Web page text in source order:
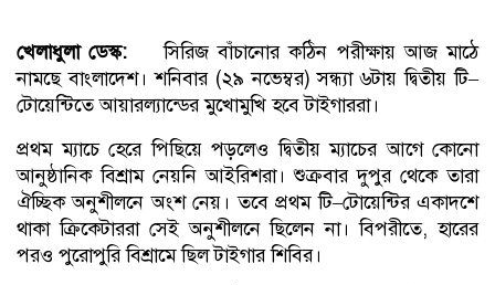
খেলাধুলা ডেস্ক: সিরিজ বাঁচানোর কঠিন পরীক্ষায় আজ মাঠে
নামছে বাংলাদেশ। শনিবার (২৯ নভেম্বর) সন্ধ্যা ৬টায় দ্বিতীয় টি–
টোয়েন্টিতে আয়ারল্যান্ডের মুখোমুখি হবে টাইগাররা।
প্রথম ম্যাচে হেরে পিছিয়ে পড়লেও দ্বিতীয় ম্যাচের আগে কোনো
আনুষ্ঠানিক বিশ্রাম নেয়নি আইরিশরা। শুক্রবার দুপুর থেকে তারা
ঐচ্ছিক অনুশীলনে অংশ নেয়। তবে প্রথম টি–টোয়েন্টির একাদশে
থাকা ক্রিকেটাররা সেই অনুশীলনে ছিলেন না। বিপরীতে, হারের
পরও পুরোপুরি বিশ্রামে ছিল টাইগার শিবির।